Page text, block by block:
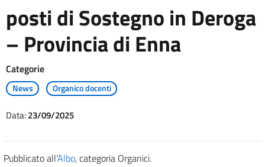
posti di Sostegno in Deroga
– Provincia di Enna
Categorie
News Organico docenti
Data:23/09/2025
Pubblicato all’Albo, categoria Organici.